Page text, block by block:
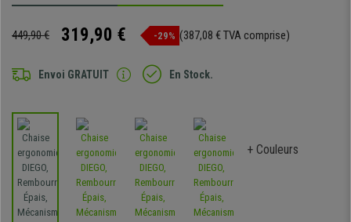
449,90 € 319,90 € -29% (387,08 € TVA comprise)
Envoi GRATUIT En Stock.
+ Couleurs